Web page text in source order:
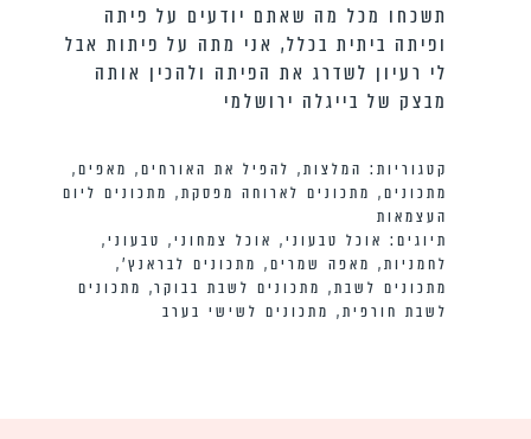
תשכחו מכל מה שאתם יודעים על פיתה
ופיתה ביתית בכלל, אני מתה על פיתות אבל
לי רעיון לשדרג את הפיתה ולהכין אותה
מבצק של בייגלה ירושלמי
קטגוריות: המלצות, להפיל את האורחים, מאפים,
מתכונים, מתכונים לארוחה מפסקת, מתכונים ליום
העצמאות
תיוגים: אוכל טבעוני, אוכל צמחוני, טבעוני,
לחמניות, מאפה שמרים, מתכונים לבראנץ׳,
מתכונים לשבת, מתכונים לשבת בבוקר, מתכונים
לשבת חורפית, מתכונים לשישי בערב